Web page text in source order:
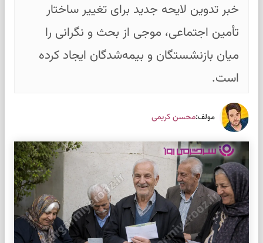
خبر تدوین لایحه جدید برای تغییر ساختار
تأمین اجتماعی، موجی از بحث و نگرانی را
میان بازنشستگان و بیمه‌شدگان ایجاد کرده
است.
مولف:محسن کریمی